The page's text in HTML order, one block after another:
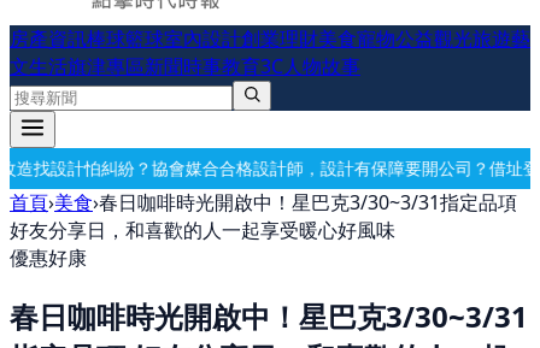
房產資訊棒球籃球室內設計創業理財美食寵物公益觀光旅遊藝
文生活旗津專區新聞時事教育3C人物故事
合格設計師，設計有保障要開公司？借址登記・公司設立・工商登記
首頁›美食›春日咖啡時光開啟中！星巴克3/30~3/31指定品項
好友分享日，和喜歡的人一起享受暖心好風味
優惠好康
春日咖啡時光開啟中！星巴克3/30~3/31